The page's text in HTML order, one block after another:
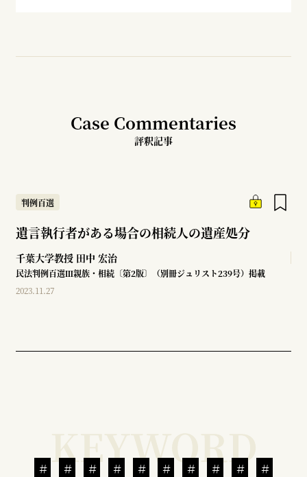
Case Commentaries
評釈記事
判例百選
遺言執行者がある場合の相続人の遺産処分
千葉大学教授 田中 宏治
民法判例百選Ⅲ親族・相続〔第2版〕（別冊ジュリスト239号）掲載
2023.11.27